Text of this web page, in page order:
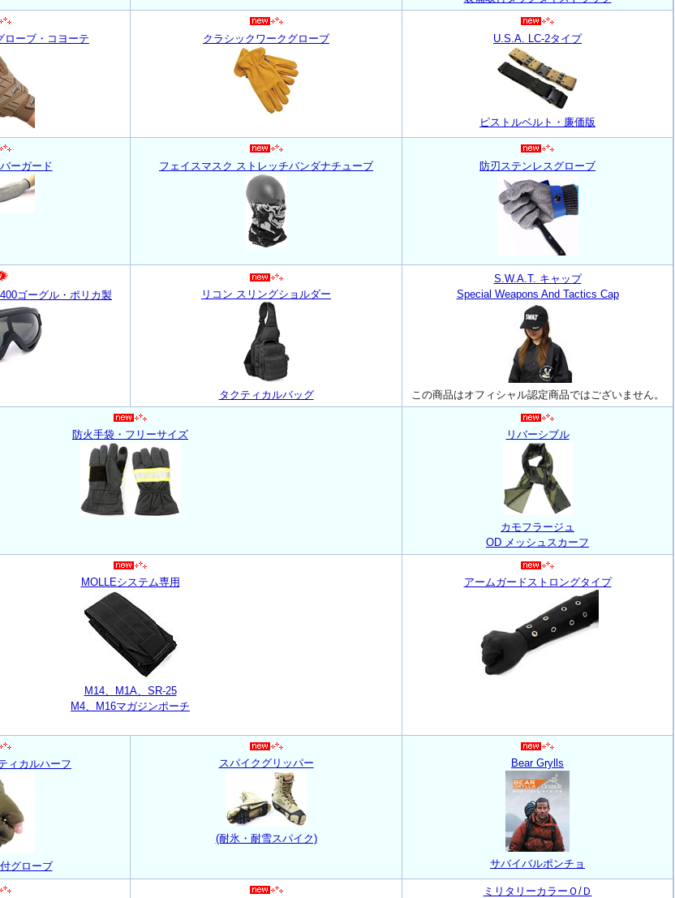
ローブ・コヨーテ クラシックワークグローブ U.S.A. LC-2タイプ
ピストルベルト・廉価版
ーガード フェイスマスク ストレッチバンダナチューブ 防刃ステンレスグローブ
ゴーグル・ポリカ製 リコン スリングショルダー
タクティカルバッグ
S.W.A.T. キャップ
Special Weapons And Tactics Cap
この商品はオフィシャル認定商品ではございません。
防火手袋・フリーサイズ リバーシブル
カモフラージュ
OD メッシュスカーフ
MOLLEシステム専用
M14、M1A、SR-25
M4、M16マガジンポーチ
アームガードストロングタイプ
ィカルハーフ
グローブ
スパイクグリッパー
(耐氷・耐雪スパイク)
Bear Grylls
サバイバルポンチョ
ミリタリーカラーＯ/Ｄ